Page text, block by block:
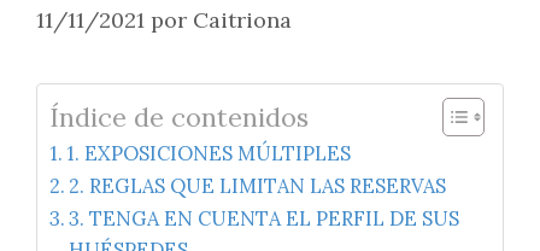
11/11/2021 por Caitriona
Índice de contenidos
1. EXPOSICIONES MÚLTIPLES
2. REGLAS QUE LIMITAN LAS RESERVAS
3. TENGA EN CUENTA EL PERFIL DE SUS